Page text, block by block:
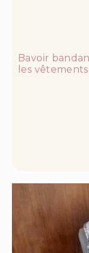
Bavoir
les